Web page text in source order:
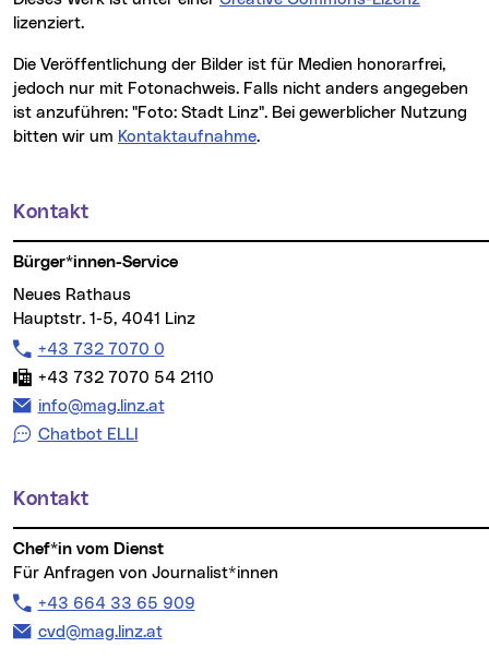
lizenziert.
Die Veröffentlichung der Bilder ist für Medien honorarfrei,
jedoch nur mit Fotonachweis. Falls nicht anders angegeben
ist anzuführen: "Foto: Stadt Linz". Bei gewerblicher Nutzung
bitten wir um Kontaktaufnahme.
Weitere Informationen
Kontakt
Bürger*innen-Service
Neues Rathaus
Hauptstr. 1-5, 4041 Linz
Telefon:
+43 732 7070 0
Fax:
+43 732 7070 54 2110
E-Mail Adresse:
info@mag.linz.at
Chatbot ELLI
Kontakt
Chef*in vom Dienst
Für Anfragen von Journalist*innen
Telefon:
+43 664 33 65 909
E-Mail Adresse:
cvd@mag.linz.at